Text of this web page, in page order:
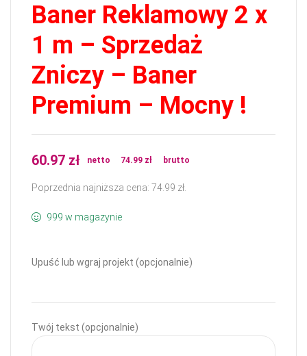
Baner Reklamowy 2 x
1 m – Sprzedaż
Zniczy – Baner
Premium – Mocny !
60.97 zł netto 74.99 zł brutto
Poprzednia najniższa cena: 74.99 zł.
999 w magazynie
Upuść lub wgraj projekt (opcjonalnie)
Twój tekst (opcjonalnie)